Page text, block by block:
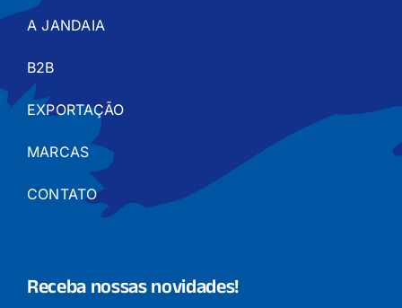
A JANDAIA
B2B
EXPORTAÇÃO
MARCAS
CONTATO
Receba nossas novidades!